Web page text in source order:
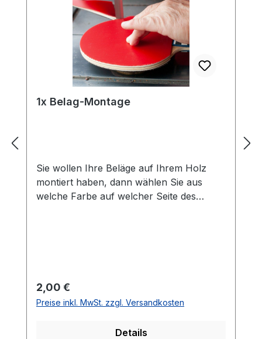
1x Belag-Montage
Sie wollen Ihre Beläge auf Ihrem Holz
montiert haben, dann wählen Sie aus
welche Farbe auf welcher Seite des
inklusive.Bei den Komplettschläger
müssen Sie KEINE Belag-Montage mit in
Regulärer Preis:
2,00 €
Preise inkl. MwSt. zzgl. Versandkosten
Details